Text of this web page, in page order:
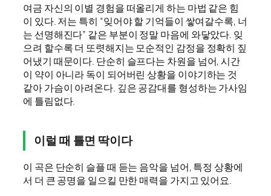
여금 자신의 이별 경험을 떠올리게 하는 마법 같은 힘
이 있다. 저는 특히 “잊어야 할 기억들이 쌓여갈수록, 너
는 선명해진다” 같은 부분이 정말 마음에 와닿았다. 잊
으려 할수록 더 또렷해지는 모순적인 감정을 정확히 짚
어냈기 때문이다. 단순히 슬프다는 차원을 넘어, 시간
이 약이 아니라 독이 되어버린 상황을 이야기하는 것
같아 가슴이 아려온다. 깊은 공감대를 형성하는 가사임
에 틀림없다.
이럴 때 틀면 딱이다
이 곡은 단순히 슬플 때 듣는 음악을 넘어, 특정 상황에
서 더 큰 공명을 일으킬 만한 매력을 가지고 있어요.